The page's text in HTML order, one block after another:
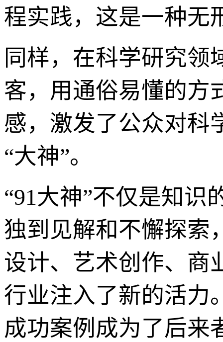
程实践，这是一种无
同样，在科学研究领
客，用通俗易懂的方
感，激发了公众对科
“大神”。
“91大神”不仅是知识
独到见解和不懈探索
设计、艺术创作、商
行业注入了新的活力
成功案例成为了后来